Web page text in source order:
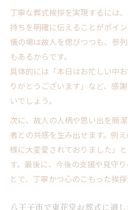
丁寧な葬式挨拶を実現するには
持ちを明確に伝えることがポイ
儀の場は故人を偲びつつも、参
もあるからです。
具体的には「本日はお忙しい中
りがとうございます」など、感
いでしょう。
次に、故人の人柄や思い出を簡
者との共感を生み出せます。例
様に大変愛されておりました」
す。最後に、今後の支援や見守
とで、丁寧かつ心のこもった挨拶
八王子市で東花堂お葬式に適